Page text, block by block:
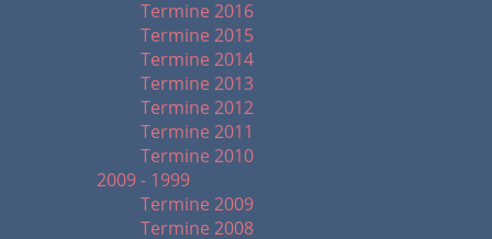
Termine 2016
Termine 2015
Termine 2014
Termine 2013
Termine 2012
Termine 2011
Termine 2010
2009 - 1999
Termine 2009
Termine 2008